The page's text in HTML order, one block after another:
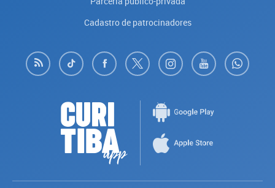
Cadastro de patrocinadores